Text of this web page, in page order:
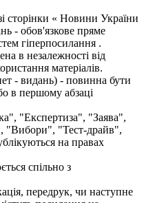
сторінки « Новини України
- обов'язкове пряме
гіперпосилання .
в незалежності від
матеріалів.
- видань) - повинна бути
в першому абзаці
"Експертиза", "Заява",
"Вибори", "Тест-драйв",
на правах
спільно з
передрук, чи наступне